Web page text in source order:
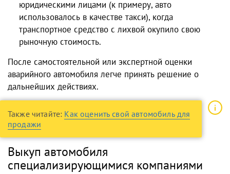
юридическими лицами (к примеру, авто
использовалось в качестве такси), когда
транспортное средство с лихвой окупило свою
рыночную стоимость.
После самостоятельной или экспертной оценки
аварийного автомобиля легче принять решение о
дальнейших действиях.
Также читайте: Как оценить свой автомобиль для
продажи
Выкуп автомобиля
специализирующимися компаниями